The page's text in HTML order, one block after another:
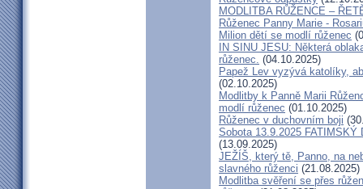
MODLITBA RŮŽENCE –
Růženec Panny Marie -
Milion dětí se modlí růženec
IN SINU JESU: Některá
růženec. (04.10.2025)
Papež Lev vyzývá katolíky,
(02.10.2025)
Modlitby k Panně Marii
modlí růženec (01.10.2025)
Růženec v duchovním boji
Sobota 13.9.2025 FATIMSKÝ
(13.09.2025)
JEŽÍŠ, který tě, Panno, na
slavného růženci (21.08.2025)
Modlitba svěření se přes